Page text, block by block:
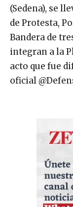
(Sedena), se
de Protesta,
Bandera de
integran a la
acto que fue
oficial